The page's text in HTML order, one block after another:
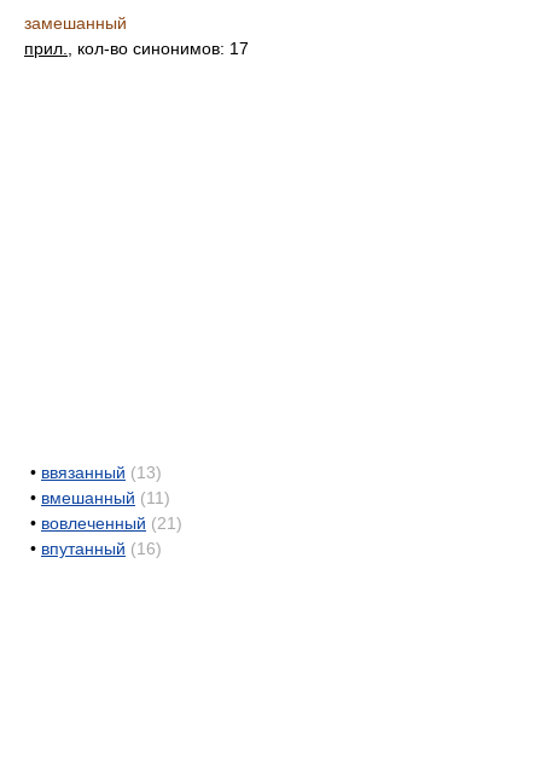
замешанный
прил.
, кол-во синонимов: 17
• ввязанный (13)
• вмешанный (11)
• вовлеченный (21)
• впутанный (16)